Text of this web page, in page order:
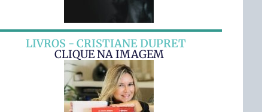
LIVROS - CRISTIANE DUPRET
CLIQUE NA IMAGEM